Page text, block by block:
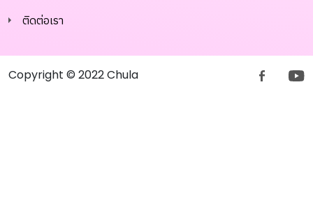
ติดต่อเรา
Copyright © 2022 Chula